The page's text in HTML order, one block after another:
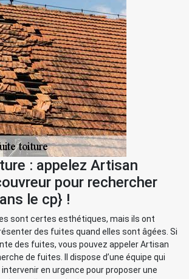
: appelez Artisan
pour rechercher
le cp} !
sont certes esthétiques, mais ils ont
des fuites quand elles sont âgées. Si
des fuites, vous pouvez appeler Artisan
de fuites. Il dispose d’une équipe qui
en urgence pour proposer une